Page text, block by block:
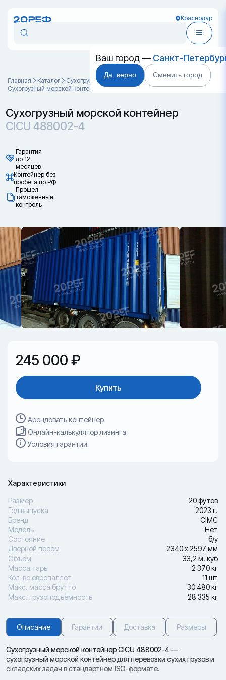
Краснодар
Ваш город — Санкт-
Да, верно Сменить город
Главная Каталог
Cухогрузные морские контейнеры
Сухогрузный морской контейнер CICU 488002-4
Сухогрузный морской контейнер
CICU 488002-4
Гарантия
до 12
месяцев
Контейнер без
пробега по РФ
Прошел
таможенный
контроль
245 000 ₽
Купить
Арендовать контейнер
Онлайн-калькулятор лизинга
Условия гарантии
Характеристики
Размер
20 футов
Год выпуска
2023 г.
Бренд
CIMC
Модель
Нет
Состояние
б/у
Дверной проём
2340 х 2597 мм
Объем
33,2 м. куб
Масса тары
2 370 кг
Кол-во европаллет
11 шт
Макс. масса брутто
30 480 кг
Макс. грузоподъёмность
28 335 кг
Описание Гарантии Доставка Размеры
Сухогрузный морской контейнер CICU 488002-4 —
сухогрузный морской контейнер для перевозки сухих грузов и
складских задач в стандартном ISO-формате.